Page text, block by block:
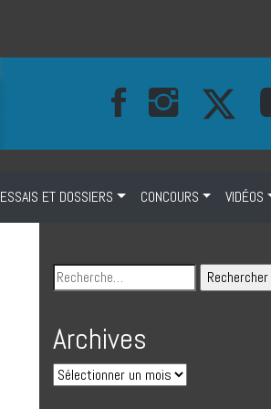
ESSAIS ET DOSSIERS CONCOURS VIDÉOS
Archives